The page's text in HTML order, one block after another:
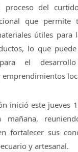
proceso del
que permite
útiles para
lo que
el
inició este jueves
fortalecer sus
y artesanal.